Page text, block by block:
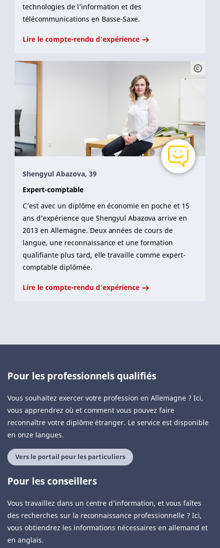
technologies de l’information et des
télécommunications en Basse-Saxe.
Lire le compte-rendu d'expérience
Shengyul Abazova, 39
Expert-comptable
C’est avec un diplôme en économie en poche et 15
ans d’expérience que Shengyul Abazova arrive en
2013 en Allemagne. Deux années de cours de
langue, une reconnaissance et une formation
qualifiante plus tard, elle travaille comme expert-
comptable diplômée.
Lire le compte-rendu d'expérience
Pour les professionnels qualifiés
Vous souhaitez exercer votre profession en Allemagne ? Ici,
vous apprendrez où et comment vous pouvez faire
reconnaître votre diplôme étranger. Le service est disponible
en onze langues.
Vers le portail pour les particuliers
Pour les conseillers
Vous travaillez dans un centre d’information, et vous faîtes
des recherches sur la reconnaissance professionnelle ? Ici,
vous obtiendrez les informations nécessaires en allemand et
en anglais.